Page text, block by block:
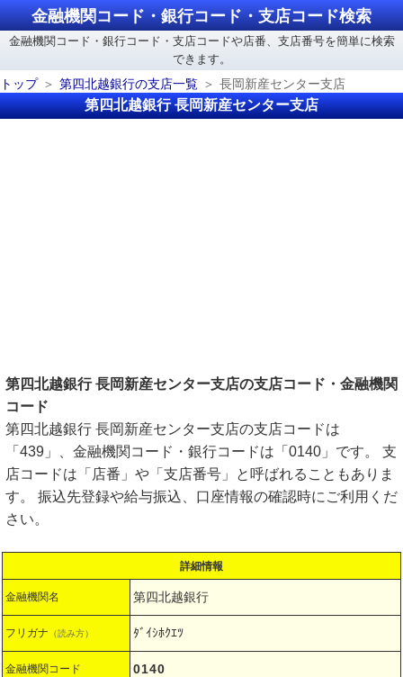
金融機関コード・銀行コード・支店コード検索
金融機関コード・銀行コード・支店コードや店番、支店番号を簡単に検索
できます。
トップ
第四北越銀行の支店一覧 長岡新産センター支店
第四北越銀行 長岡新産センター支店
第四北越銀行 長岡新産センター支店の支店コード・金融機関
コード
第四北越銀行 長岡新産センター支店の支店コードは
「439」、金融機関コード・銀行コードは「0140」です。 支
店コードは「店番」や「支店番号」と呼ばれることもありま
す。 振込先登録や給与振込、口座情報の確認時にご利用くだ
さい。
詳細情報
金融機関名 第四北越銀行
フリガナ （読み方） ﾀﾞｲｼﾎｸｴﾂ
金融機関コード 0140